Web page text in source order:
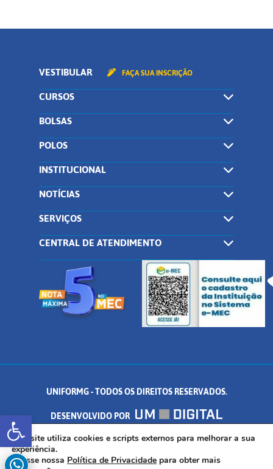
Abrir a barra de ferramentas
VESTIBULAR FAÇA SUA INSCRIÇÃO
CURSOS
BOLSAS
POLOS
INSTITUCIONAL
NOTÍCIAS
SERVIÇOS
CENTRAL DE ATENDIMENTO
UNIFORMG - TODOS OS DIREITOS RESERVADOS.
DESENVOLVIDO POR
AV. DR. ARNALDO DE SENNA, 328 - PALMEIRAS, FORMIGA/MG - CEP:
35.574.530
Este site utiliza cookies e scripts externos para melhorar a sua
experiência.
Acesse nossa Política de Privacidade para obter mais